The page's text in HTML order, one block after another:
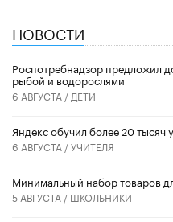
НОВОСТИ
Роспотребнадзор предложил
рыбой и водорослями
6 АВГУСТА / ДЕТИ
​Яндекс обучил более 20 тысяч
6 АВГУСТА /УЧИТЕЛЯ
Минимальный набор товаров
5 АВГУСТА / ШКОЛЬНИКИ